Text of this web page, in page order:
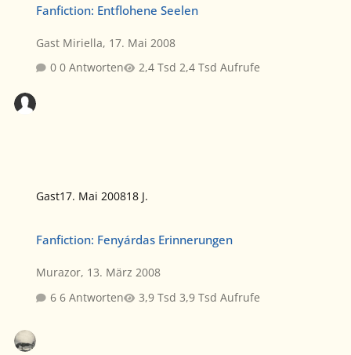
Fanfiction: Entflohene Seelen
Gast Miriella, 17. Mai 2008
0 Antworten
2,4 Tsd Aufrufe
Gast17. Mai 200818 J.
Fanfiction: Fenyárdas Erinnerungen
Murazor, 13. März 2008
6 Antworten
3,9 Tsd Aufrufe